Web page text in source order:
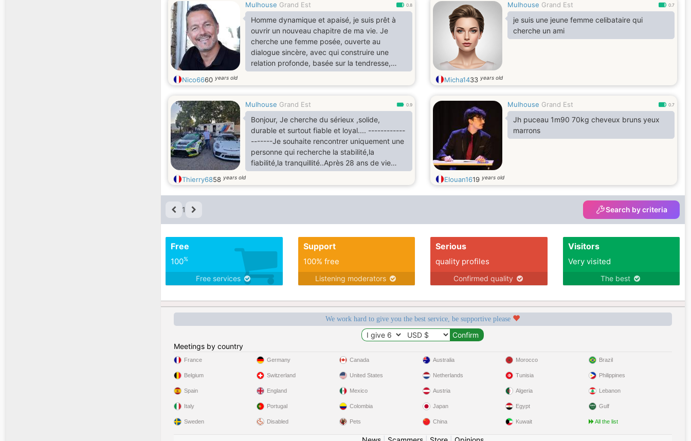
Mulhouse Grand Est 0.8
Homme dynamique et apaisé, je suis prêt à
ouvrir un nouveau chapitre de ma vie. Je
cherche une femme posée, ouverte au
dialogue sincère, avec qui construire une
relation profonde, basée sur la tendresse,
l’écoute et la bienveillance. Mon souhait :
avancer à deux, dans le respect et le partage,
Nico6660 years old
Mulhouse Grand Est 0.7
je suis une jeune femme celibataire qui
cherche un ami
Micha1433 years old
Mulhouse Grand Est 0.9
Bonjour, Je cherche du sérieux ,solide,
durable et surtout fiable et loyal.... ------------
-------Je souhaite rencontrer uniquement une
personne qui recherche la stabilité,la
fiabilité,la tranquillité..Après 28 ans de vie
commune,Nous avons divorcé voilà presque 3
ans !!J'ai 4 enfants, totalement autonome.2
travail en Suisse et 2 au Luxembourg.Pour ma
Thierry6858 years old
Mulhouse Grand Est 0.7
Jh puceau 1m90 70kg cheveux bruns yeux
marrons
Elouan1619 years old
1 Search by criteria
Free
100%
Free services
Support
100% free
Listening moderators
Serious
quality profiles
Confirmed quality
Visitors
Very visited
The best
We work hard to give you the best service, be supportive please
Meetings by country
France
Belgium
Spain
Italy
Sweden
Germany
Switzerland
England
Portugal
Disabled
Canada
United States
Mexico
Colombia
Pets
Australia
Netherlands
Austria
Japan
China
Morocco
Tunisia
Algeria
Egypt
Kuwait
Brazil
Philippines
Lebanon
Gulf
All the list